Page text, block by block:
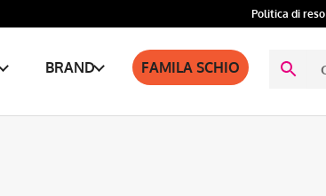
Politica di reso
BRAND FAMILA SCHIO